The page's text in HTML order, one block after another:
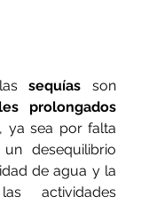
las sequías
prolongados
, ya sea por falta
desequilibrio
de agua y la
actividades